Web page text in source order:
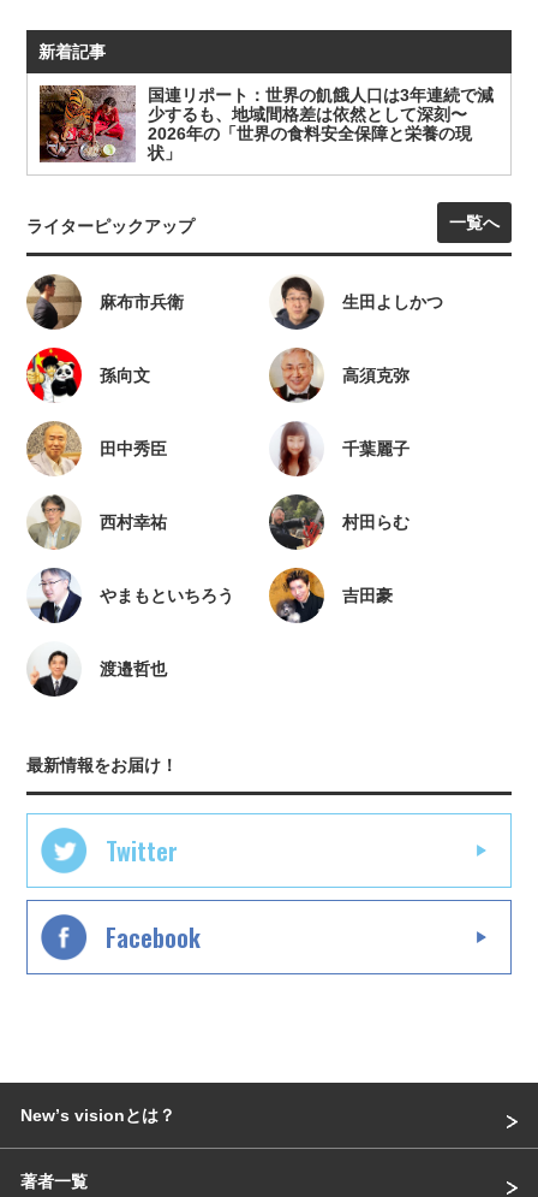
新着記事
国連リポート：世界の飢餓人口は3年連続で減
少するも、地域間格差は依然として深刻〜
2026年の「世界の食料安全保障と栄養の現
状」
ライターピックアップ 一覧へ
麻布市兵衛 生田よしかつ
孫向文 高須克弥
田中秀臣 千葉麗子
西村幸祐 村田らむ
やまもといちろう 吉田豪
渡邉哲也
最新情報をお届け！
Twitter
Facebook
Newʼs visionとは？
著者一覧